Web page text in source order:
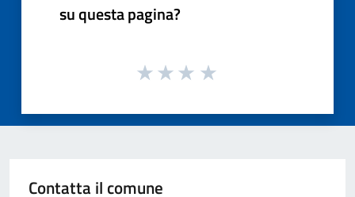
su questa pagina?
Contatta il comune